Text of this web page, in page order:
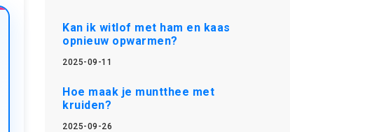
Kan ik witlof met ham en kaas
opnieuw opwarmen?
2025-09-11
Hoe maak je muntthee met
kruiden?
2025-09-26